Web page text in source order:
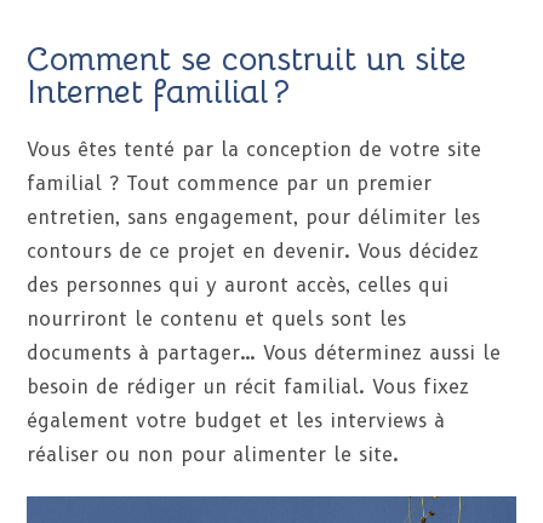
Comment se construit un site
Internet familial ?
Vous êtes tenté par la conception de votre site
familial ? Tout commence par un premier
entretien, sans engagement, pour délimiter les
contours de ce projet en devenir. Vous décidez
des personnes qui y auront accès, celles qui
nourriront le contenu et quels sont les
documents à partager… Vous déterminez aussi le
besoin de rédiger un récit familial. Vous fixez
également votre budget et les interviews à
réaliser ou non pour alimenter le site.